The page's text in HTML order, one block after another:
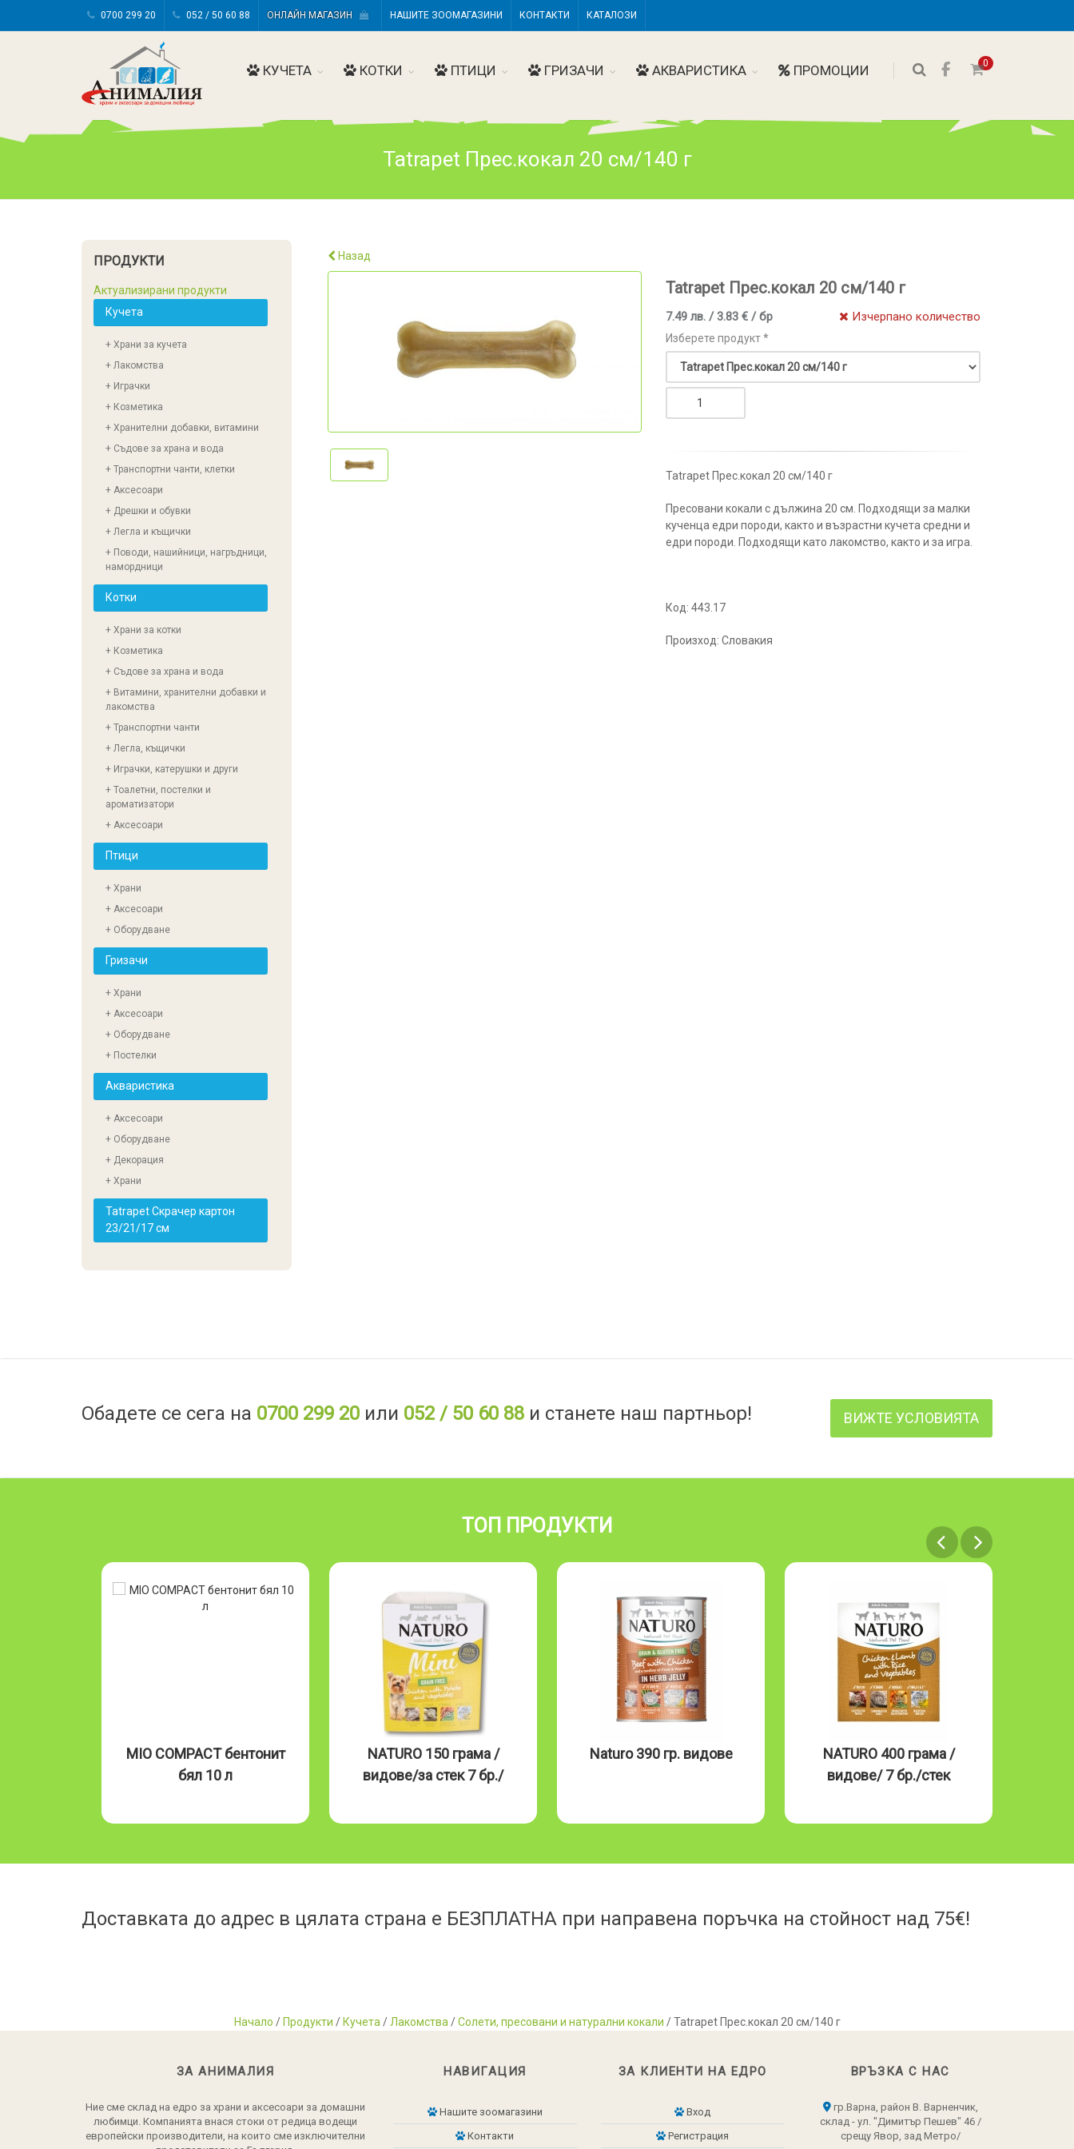
0700 299 20 052 / 50 60 88 ОНЛАЙН МАГАЗИН НАШИТЕ ЗООМАГАЗИНИ КОНТАКТИ КАТАЛОЗИ
0
КУЧЕТА КОТКИ ПТИЦИ ГРИЗАЧИ АКВАРИСТИКА ПРОМОЦИИ
Tatrapet Прес.кокал 20 см/140 г
Назад
Tatrapet Прес.кокал 20 см/140 г
7.49 лв. / 3.83 € / бр Изчерпано количество
Изберете продукт *
Tatrapet Прес.кокал 20 см/140 г
Пресовани кокали с дължина 20 см. Подходящи за малки
кученца едри породи, както и възрастни кучета средни и
едри породи. Подходящи като лакомство, както и за игра.
Код: 443.17
Произход: Словакия
ПРОДУКТИ
Актуализирани продукти
Кучета
+ Храни за кучета
+ Лакомства
+ Играчки
+ Козметика
+ Хранителни добавки, витамини
+ Съдове за храна и вода
+ Транспортни чанти, клетки
+ Аксесоари
+ Дрешки и обувки
+ Легла и къщички
+ Поводи, нашийници, нагръдници,
намордници
Котки
+ Храни за котки
+ Козметика
+ Съдове за храна и вода
+ Витамини, хранителни добавки и
лакомства
+ Транспортни чанти
+ Легла, къщички
+ Играчки, катерушки и други
+ Тоалетни, постелки и
ароматизатори
+ Аксесоари
Птици
+ Храни
+ Аксесоари
+ Оборудване
Гризачи
+ Храни
+ Аксесоари
+ Оборудване
+ Постелки
Акваристика
+ Аксесоари
+ Оборудване
+ Декорация
+ Храни
Tatrapet Скрачер картон
23/21/17 см
Обадете се сега на 0700 299 20или 052 / 50 60 88и станете наш партньор! ВИЖТЕ УСЛОВИЯТА
ТОП ПРОДУКТИ
MIO COMPACT бентонит
бял 10 л
NATURO 150 грама /
видове/за стек 7 бр./
Naturo 390 гр. видове
NATURO 400 грама /
видове/ 7 бр./стек
Доставката до адрес в цялата страна е БЕЗПЛАТНА при направена поръчка на стойност над 75€!
Начало / Продукти / Кучета / Лакомства /Солети, пресовани и натурални кокали / Tatrapet Прес.кокал 20 см/140 г
ЗА АНИМАЛИЯ
Ние сме склад на едро за храни и аксесоари за домашни
любимци. Компанията внася стоки от редица водещи
европейски производители, на които сме изключителни
НАВИГАЦИЯ
Нашите зоомагазини
Контакти
ЗА КЛИЕНТИ НА ЕДРО
Вход
Регистрация
ВРЪЗКА С НАС
гр.Варна, район В. Варненчик,
склад - ул. "Димитър Пешев" 46 /
срещу Явор, зад Метро/